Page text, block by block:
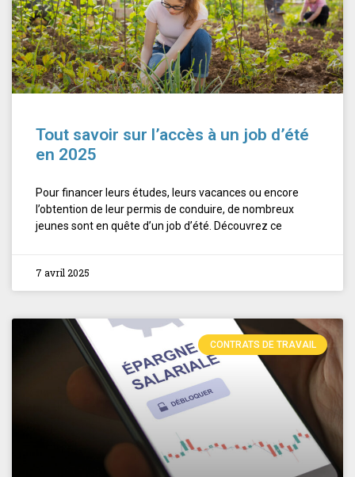
Tout savoir sur l’accès à un job d’été
en 2025
Pour financer leurs études, leurs vacances ou encore
l’obtention de leur permis de conduire, de nombreux
jeunes sont en quête d’un job d’été. Découvrez ce
7 avril 2025
CONTRATS DE TRAVAIL